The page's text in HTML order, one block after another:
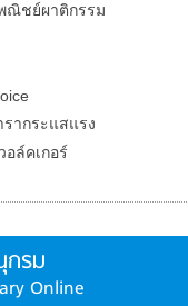
ณิชย์ผาติกรรม
ากระแสแรง
อล์คเกอร์
รม
Online